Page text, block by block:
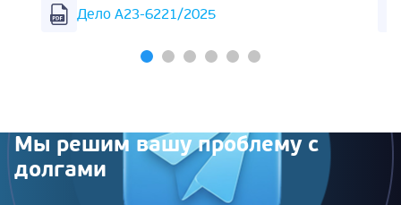
Дело А23-6221/2025
Мы решим вашу проблему с
долгами